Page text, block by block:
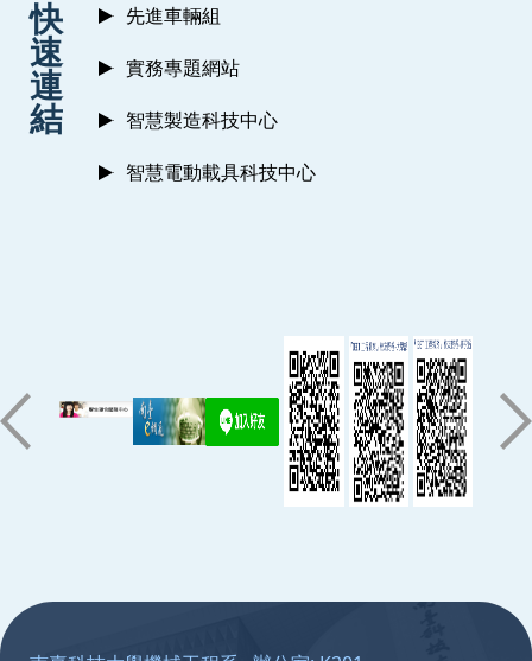
快
速
連
結
先進車輛組
實務專題網站
智慧製造科技中心
智慧電動載具科技中心